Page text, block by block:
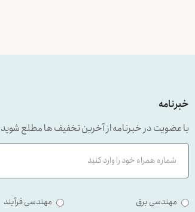
خبرنامه
با عضویت در خبرنامه از آخرین تخفیف ها مطلع شوید
مهندسی برق
مهندسی فرآیند